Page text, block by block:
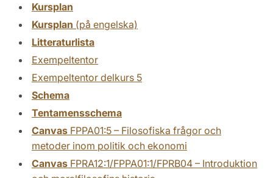
Kursplan
Kursplan (på engelska)
Litteraturlista
Exempeltentor
Exempeltentor delkurs 5
Schema
Tentamensschema
Canvas FPPA01:5 – Filosofiska frågor och
metoder inom politik och ekonomi
Canvas FPRA12:1/FPPA01:1/FPRB04 – Introduktion